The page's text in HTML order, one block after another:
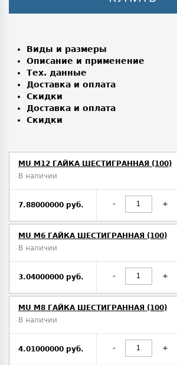
Виды и размеры
Описание и применение
Тех. данные
Доставка и оплата
Скидки
Доставка и оплата
Скидки
MU M12 ГАЙКА ШЕСТИГРАННАЯ (100)
В наличии
7.88000000 руб. - +
MU M6 ГАЙКА ШЕСТИГРАННАЯ (100)
В наличии
3.04000000 руб. - +
MU M8 ГАЙКА ШЕСТИГРАННАЯ (100)
В наличии
4.01000000 руб. - +